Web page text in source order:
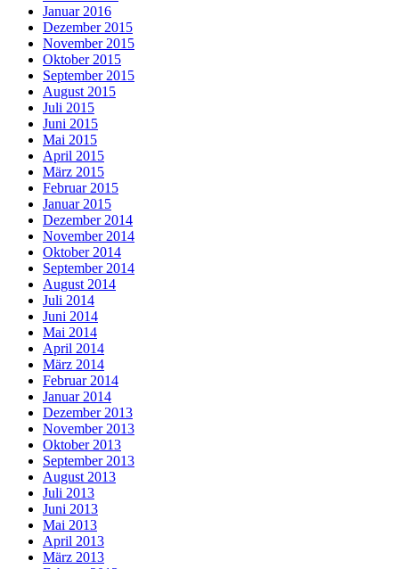
Januar 2016
Dezember 2015
November 2015
Oktober 2015
September 2015
August 2015
Juli 2015
Juni 2015
Mai 2015
April 2015
März 2015
Februar 2015
Januar 2015
Dezember 2014
November 2014
Oktober 2014
September 2014
August 2014
Juli 2014
Juni 2014
Mai 2014
April 2014
März 2014
Februar 2014
Januar 2014
Dezember 2013
November 2013
Oktober 2013
September 2013
August 2013
Juli 2013
Juni 2013
Mai 2013
April 2013
März 2013